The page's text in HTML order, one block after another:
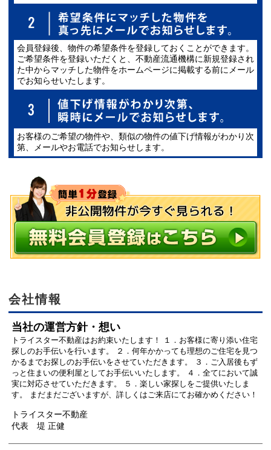
会員登録後、物件の希望条件を登録しておくことができます。
ご希望条件を登録いただくと、不動産流通機構に新規登録され
た中からマッチした物件をホームページに掲載する前にメール
でお知らせいたします。
お客様のご希望の物件や、類似の物件の値下げ情報がわかり次
第、メールやお電話でお知らせします。
会社情報
当社の運営方針・想い
トライスター不動産はお約束いたします！ １．お客様に寄り添い住宅
探しのお手伝いを行います。 ２．何年かかっても理想のご住宅を見つ
かるまでお探しのお手伝いをさせていただきます。 ３．ご入居後もず
っと住まいの便利屋としてお手伝いいたします。 ４．全てにおいて誠
実に対応させていただきます。 ５．楽しい家探しをご提供いたしま
す。 まだまだございますが、詳しくはご来店にてお確かめください！
トライスター不動産
代表 堤 正健